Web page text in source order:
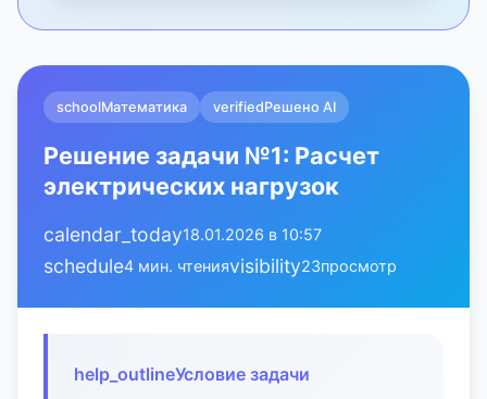
schoolМатематика verifiedРешено AI
Решение задачи №1: Расчет
электрических нагрузок
calendar_today18.01.2026 в 10:57
schedule4 мин. чтенияvisibility23просмотр
help_outlineУсловие задачи